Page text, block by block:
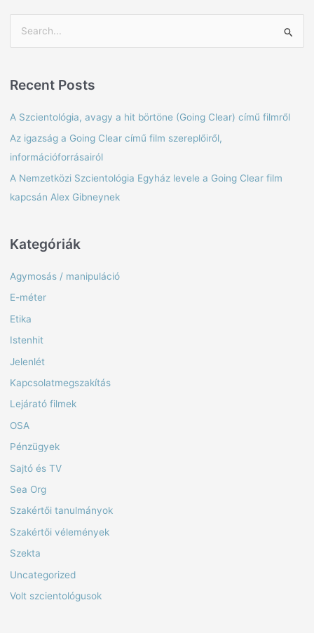
r
r
:
Recent Posts
A Szcientológia, avagy a hit börtöne (Going Clear) című filmről
Az igazság a Going Clear című film szereplőiről,
információforrásairól
A Nemzetközi Szcientológia Egyház levele a Going Clear film
kapcsán Alex Gibneynek
Kategóriák
Agymosás / manipuláció
E-méter
Etika
Istenhit
Jelenlét
Kapcsolatmegszakítás
Lejárató filmek
OSA
Pénzügyek
Sajtó és TV
Sea Org
Szakértői tanulmányok
Szakértői vélemények
Szekta
Uncategorized
Volt szcientológusok